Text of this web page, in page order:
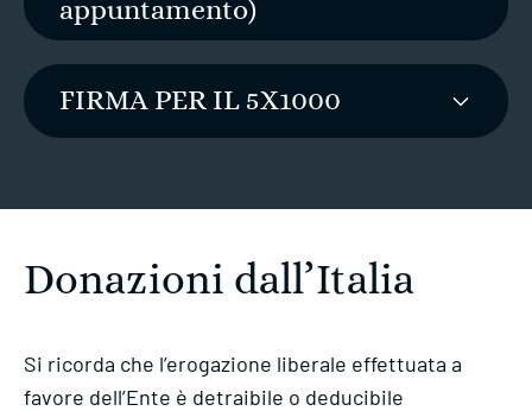
appuntamento)
FIRMA PER IL 5X1000
Donazioni dall’Italia
Si ricorda che l’erogazione liberale effettuata a
favore dell’Ente è detraibile o deducibile